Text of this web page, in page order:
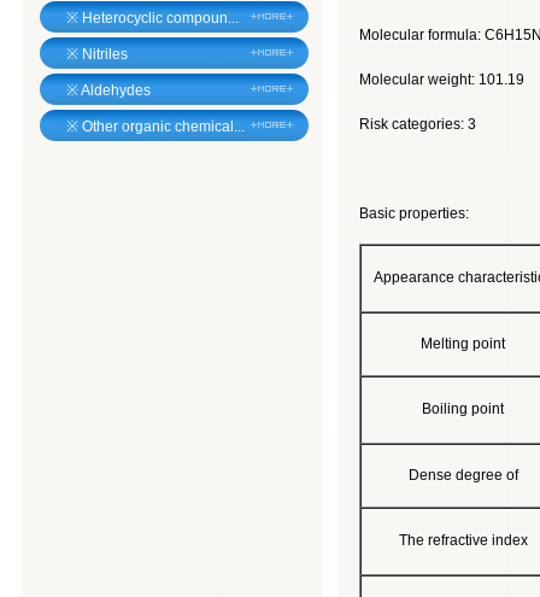
※ Heterocyclic compoun...
※ Nitriles
※Aldehydes
※ Other organic chemical...
Molecular formula:
Molecular weight: 101.19
Risk categories: 3
Basic properties:
Appearance
Melting point
Boiling point
Dense degree of
The refractive index